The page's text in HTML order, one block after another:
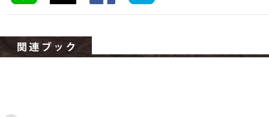
小・中学校ナビ